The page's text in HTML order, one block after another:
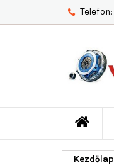
Telefon:
Kezdőlap